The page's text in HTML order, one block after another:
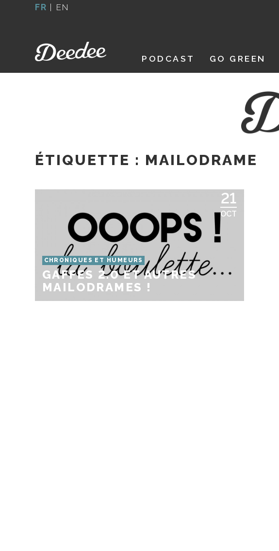
FR | EN
PODCAST GO GREEN
ÉTIQUETTE : MAILODRAME
21
OCT
CHRONIQUES ET HUMEURS
GAFFES 2.0 ET AUTRES
MAILODRAMES !